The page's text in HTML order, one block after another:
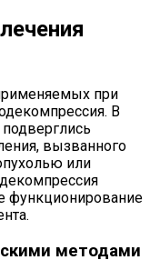
при
В
вызванного
или
функционирование
методами